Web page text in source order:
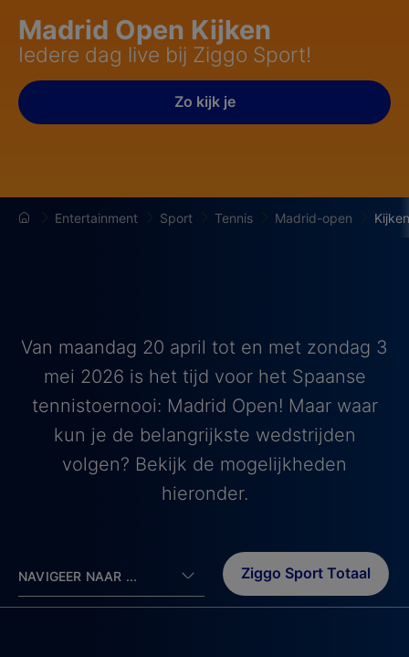
Madrid Open Kijken
Iedere dag live bij Ziggo Sport!
Zo kijk je
Entertainment Sport Tennis Madrid-open Kijken
Van maandag 20 april tot en met zondag 3
mei 2026 is het tijd voor het Spaanse
tennistoernooi: Madrid Open! Maar waar
kun je de belangrijkste wedstrijden
volgen? Bekijk de mogelijkheden
hieronder.
NAVIGEER NAAR ... Ziggo Sport Totaal